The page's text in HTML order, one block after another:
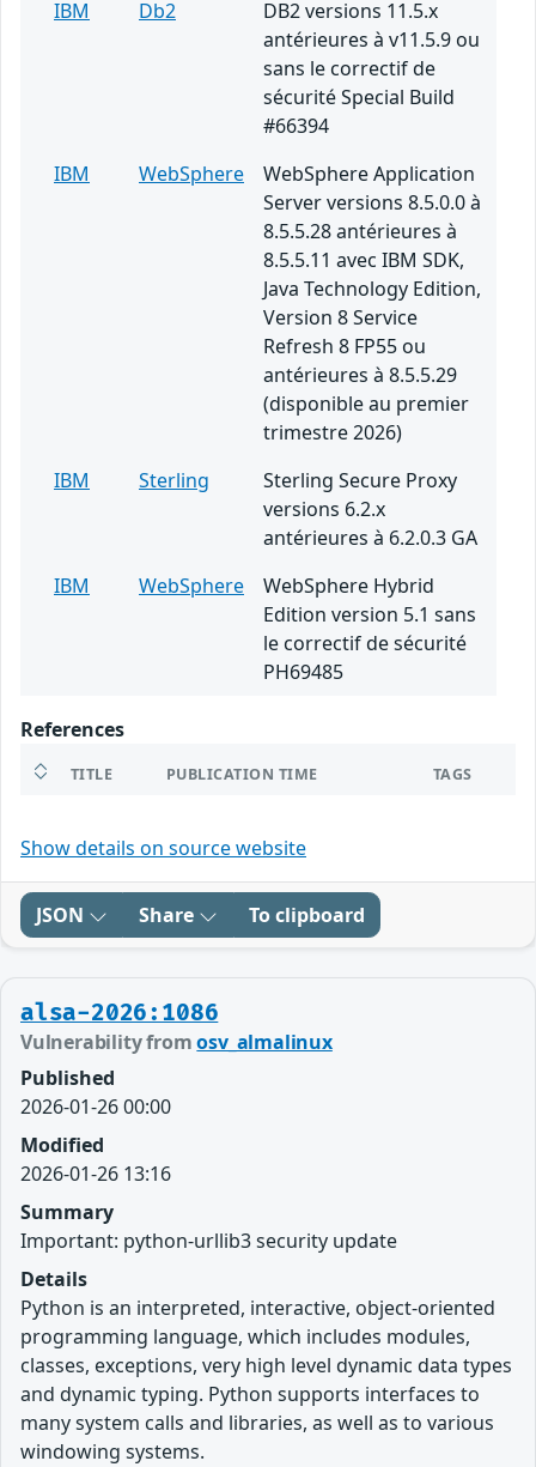
IBM Db2
DB2 versions 11.5.x
antérieures à v11.5.9 ou
sans le correctif de
sécurité Special Build
#66394
IBM
WebSphere
WebSphere Application
Server versions 8.5.0.0 à
8.5.5.28 antérieures à
8.5.5.11 avec IBM SDK,
Java Technology Edition,
Version 8 Service
Refresh 8 FP55 ou
antérieures à 8.5.5.29
(disponible au premier
trimestre 2026)
IBM
Sterling
Sterling Secure Proxy
versions 6.2.x
antérieures à 6.2.0.3 GA
IBM
WebSphere
WebSphere Hybrid
Edition version 5.1 sans
le correctif de sécurité
PH69485
References
TITLE PUBLICATION TIME TAGS
Show details on source website
JSON Share To clipboard
alsa-2026:1086
Vulnerability fromosv_almalinux
Published
2026-01-26 00:00
Modified
2026-01-26 13:16
Summary
Important: python-urllib3 security update
Details
Python is an interpreted, interactive, object-oriented
programming language, which includes modules,
classes, exceptions, very high level dynamic data types
and dynamic typing. Python supports interfaces to
many system calls and libraries, as well as to various
windowing systems.